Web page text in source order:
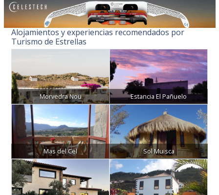
Alojamientos y experiencias recomendados por
Turismo de Estrellas
Morvedra Nou Estancia El Pañuelo
Mas del Cel Sol Muisca